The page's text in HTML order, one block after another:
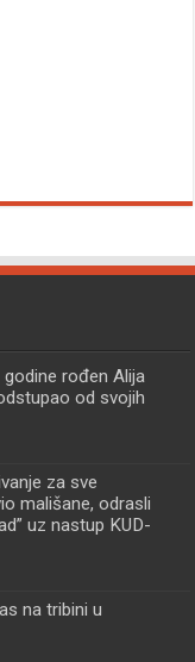
rođen Alija
od svojih
za sve
mališane, odrasli
uz nastup KUD-
na tribini u